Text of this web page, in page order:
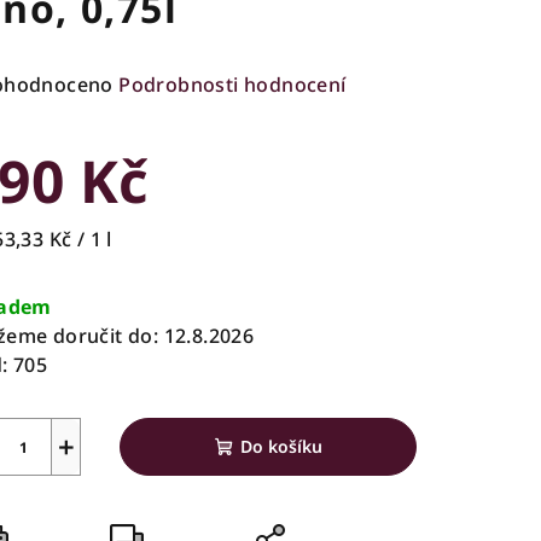
Podrobnosti hodnocení
Kč
Kč / 1 l
doručit do: 12.8.2026
705
+ Do košíku